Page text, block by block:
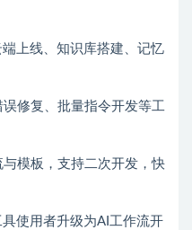
上线、知识库搭建、记忆
修复、批量指令开发等工
模板，支持二次开发，快
使用者升级为AI工作流开